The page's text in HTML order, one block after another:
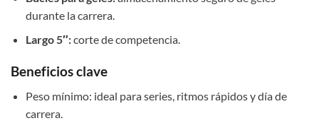
durante la carrera.
Largo 5″:corte de competencia.
Beneficios clave
Peso mínimo: ideal para series, ritmos rápidos y día de
carrera.